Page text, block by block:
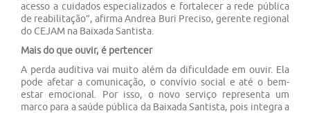
acesso a cuidados especializados e fortalecer a rede pública
de reabilitação”, afirma Andrea Buri Preciso, gerente regional
do CEJAM na Baixada Santista.
Mais do que ouvir, é pertencer
A perda auditiva vai muito além da dificuldade em ouvir. Ela
pode afetar a comunicação, o convívio social e até o bem-
estar emocional. Por isso, o novo serviço representa um
marco para a saúde pública da Baixada Santista, pois integra a